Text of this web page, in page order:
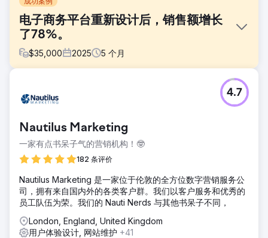
电子商务平台重新设计后，销售额增长
了78%。
$35,000 2025 5 个月
由于客户身处高端家具和室内设计市场，网站需要在视觉效果
和商业表现之间取得平衡。客户现有的网站基于过时的
性，降低了用户体验，并且无法体现品牌的品质。因此，我们
面临的挑战是如何用定制网站替换旧网站，安全地迁移数据，
保持排名，并提升网站流量和转化率。
我们为客户的高端品牌和产品系列量身定制了专属网站，并在
更强大的 WordPress 平台上开发了自定义页面模板。我们精
心迁移了内容、产品数据和关键网站元素，以确保内容的一致
性和搜索可见性。整个项目过程中，我们始终专注于提升用户
体验、增强用户信任，并优化从浏览到咨询或购买的流程。
Nautilus Marketing
一家有点书呆子气的营销机构！🤓
182 条评价
4.7
​Nautilus Marketing 是一家位于伦敦的全方位数字营销服务公
司，拥有来自国内外的各类客户群。我们以客户服务和优秀的
员工队伍为荣。我们的 Nauti Nerds 与其他书呆子不同，
London, England, United Kingdom
用户体验设计, 网站维护 +41